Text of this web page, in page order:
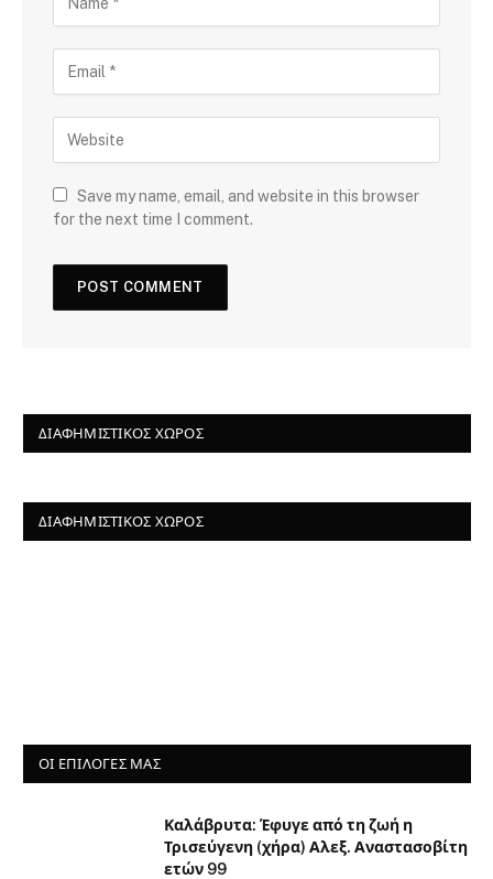
Save my name, email, and website in this browser
for the next time I comment.
ΔΙΑΦΗΜΙΣΤΙΚΌΣ ΧΏΡΟΣ
ΔΙΑΦΗΜΙΣΤΙΚΌΣ ΧΏΡΟΣ
ΟΙ ΕΠΙΛΟΓΈΣ ΜΑΣ
Καλάβρυτα: Έφυγε από τη ζωή η
Τρισεύγενη (χήρα) Αλεξ. Αναστασοβίτη
ετών 99